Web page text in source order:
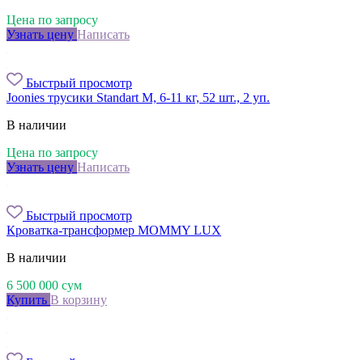
Цена по запросу
Узнать цену Написать
Быстрый просмотр
Joonies трусики Standart M, 6-11 кг, 52 шт., 2 уп.
В наличии
Цена по запросу
Узнать цену Написать
Быстрый просмотр
Кроватка-трансформер MOMMY LUX
В наличии
6 500 000 сум
Купить В корзину